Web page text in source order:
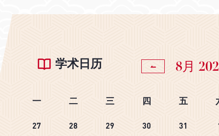
学术日历 8月
一 二 三 四 五
27 28 29 30 31
07